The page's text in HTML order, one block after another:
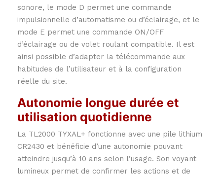
sonore, le mode D permet une commande
impulsionnelle d’automatisme ou d’éclairage, et le
mode E permet une commande ON/OFF
d’éclairage ou de volet roulant compatible. Il est
ainsi possible d’adapter la télécommande aux
habitudes de l’utilisateur et à la configuration
réelle du site.
Autonomie longue durée et
utilisation quotidienne
La TL2000 TYXAL+ fonctionne avec une pile lithium
CR2430 et bénéficie d’une autonomie pouvant
atteindre jusqu’à 10 ans selon l’usage. Son voyant
lumineux permet de confirmer les actions et de